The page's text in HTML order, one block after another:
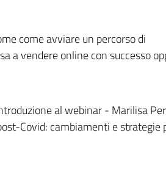
come avviare un percorso di
a vendere online con
al webinar - Marilisa
Covid: cambiamenti e